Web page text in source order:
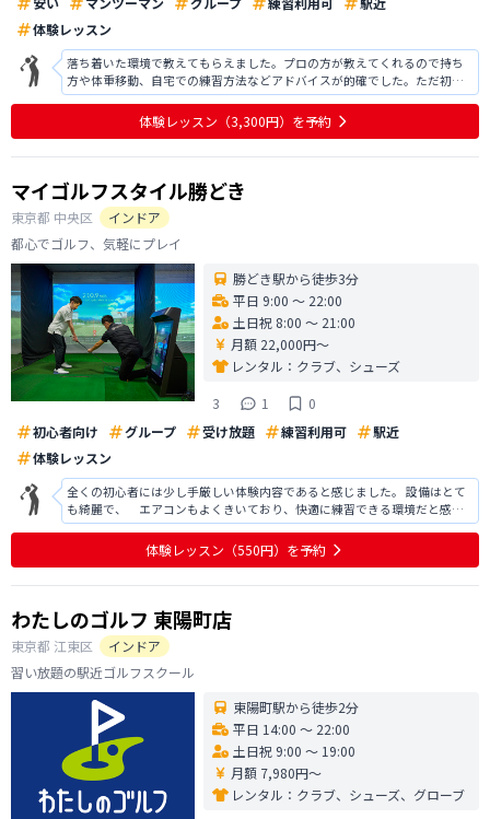
体験レッスン
落ち着いた環境で教えてもらえました。プロの方が教えてくれるので持ち
方や体重移動、自宅での練習方法などアドバイスが的確でした。ただ初心
者なのでどんどん進んでいくスピードについていけず、初心者向けの施設
ではないのかなと思いました。今回は入会を見送らせていただきました
が、施設としてはとてもよいです。ありが
体験レッスン （3,300円） を予約
マイゴルフスタイル勝どき
東京都 中央区
インドア
都心でゴルフ、気軽にプレイ
勝どき駅から徒歩3分
平日 9:00 〜 22:00
土日祝 8:00 〜 21:00
月額 22,000円〜
レンタル： クラブ、シューズ
3
1
0
初心者向け
グループ 受け放題 練習利用可
駅近
体験レッスン
全くの初心者には少し手厳しい体験内容であると感じました。 設備はとて
も綺麗で、 エアコンもよくきいており、快適に練習できる環境だと感じ
ました。 また導入されている機械も新しいものが入っているためスイング
の確認も細かく出来、ある程度ゴルフを練習していて打てる人であればと
てもいい施設だと思います。 また
体験レッスン （550円） を予約
わたしのゴルフ 東陽町店
東京都 江東区
インドア
習い放題の駅近ゴルフスクール
東陽町駅から徒歩2分
平日 14:00 〜 22:00
土日祝 9:00 〜 19:00
月額 7,980円〜
レンタル： クラブ、シューズ、グローブ